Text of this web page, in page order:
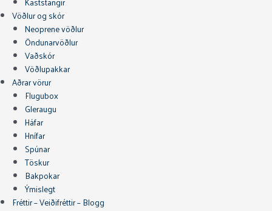
Vöðlur og skór
Neoprene vöðlur
Öndunarvöðlur
Vaðskór
Vöðlupakkar
Aðrar vörur
Flugubox
Gleraugu
Háfar
Hnífar
Spúnar
Töskur
Bakpokar
Ýmislegt
Fréttir – Veiðifréttir – Blogg